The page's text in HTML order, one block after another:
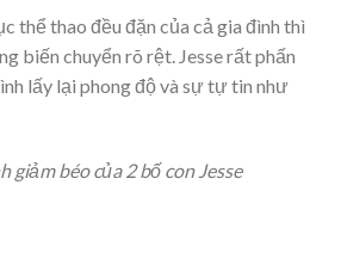
thể thao đều đặn của cả gia đình thì
biến chuyển rõ rệt. Jesse rất phấn
lấy lại phong độ và sự tự tin như
giảm béo của 2 bố con Jesse